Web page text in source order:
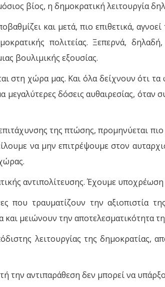
βίος, η δημοκρατική λειτουργία
και μετά, πιο επιθετικά,
πολιτείας. Ξεπερνά,
βουλιμικής εξουσίας.
στη χώρα μας. Και όλα δείχνουν ότι
δόσεις αυθαιρεσίας, όταν
της πτώσης, προμηνύεται
να μην επιτρέψουμε στον
αντιπολίτευσης. Έχουμε
που τραυματίζουν την
μειώνουν την αποτελεσματικότητα
λειτουργίας της δημοκρατίας,
την αντιπαράθεση δεν μπορεί να